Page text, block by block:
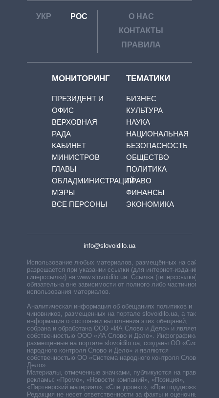
УКР РОС
О НАС
КОНТАКТЫ
ПРАВИЛА
МОНИТОРИНГ
ПРЕЗИДЕНТ И
ОФИС
ВЕРХОВНАЯ
РАДА
КАБИНЕТ
МИНИСТРОВ
ГЛАВЫ
ОБЛАДМИНИСТРАЦИЙ
МЭРЫ
ВСЕ ПЕРСОНЫ
ТЕМАТИКИ
БИЗНЕС
КУЛЬТУРА
НАУКА
НАЦИОНАЛЬНАЯ
БЕЗОПАСНОСТЬ
ОБЩЕСТВО
ПОЛИТИКА
ПРАВО
ФИНАНСЫ
ЭКОНОМИКА
info@slovoidilo.ua
Использование любых материалов, размещённых на сайте,
разрешается при указании ссылки (для интернет-изданий —
гиперссылки) на www.slovoidilo.ua. Ссылка (гиперссылка)
обязательна вне зависимости от полного либо частичного
использования материалов.
Аналитическая информация об обещаниях политиков и
чиновников, размещенных на портале slovoidilo.ua, а также
информация о состоянии выполнения этих обещаний,
собрана и обработана ООО «ИА Слово и Дело» и является
собственностью ООО «ИА Слово и Дело». Инфографики,
размещенные на портале slovoidilo.ua, созданы ОО «Система
народного контроля Слово и Дело» и являются
собственностью ОО «Система народного контроля Слово и
Дело».
Материалы, отмеченные значками, публикуются на правах
рекламы: «Промо», «Новости компаний», «Позиция»,
«Партнерский материал», «Спецпроект», «При поддержке».
Редакция не несет ответственности за факты и оценочные